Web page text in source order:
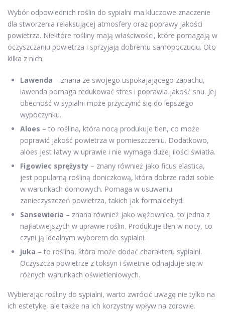
Wybór odpowiednich roślin do sypialni ma kluczowe znaczenie
dla stworzenia relaksującej atmosfery oraz poprawy jakości
powietrza. Niektóre rośliny mają właściwości, które pomagają w
oczyszczaniu powietrza i sprzyjają dobremu samopoczuciu. Oto
kilka z nich:
Lawenda – znana ze swojego uspokajającego zapachu,
lawenda pomaga redukować stres i poprawia jakość snu. Jej
obecność w sypialni może przyczynić się do lepszego
wypoczynku.
Aloes – to roślina, która nocą produkuje tlen, co może
poprawić jakość powietrza w pomieszczeniu. Dodatkowo,
aloes jest łatwy w uprawie i nie wymaga dużej ilości światła.
Figowiec sprężysty – znany również jako ficus elastica,
jest popularną rośliną doniczkową, która dobrze radzi sobie
w warunkach domowych. Pomaga w usuwaniu
zanieczyszczeń powietrza, takich jak formaldehyd.
Sansewieria – znana również jako wężownica, to jedna z
najłatwiejszych w uprawie roślin. Produkuje tlen w nocy, co
czyni ją idealnym wyborem do sypialni.
juka – to roślina, która może dodać charakteru sypialni.
Oczyszcza powietrze z toksyn i świetnie odnajduje się w
różnych warunkach oświetleniowych.
Wybierając rośliny do sypialni, warto zwrócić uwagę nie tylko na
ich estetykę, ale także na ich korzystny wpływ na zdrowie.